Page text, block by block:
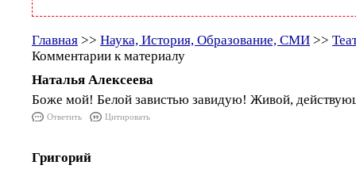
Главная >> Наука, История, Образование, СМИ >>
Комментарии к материалу
Наталья Алексеева
Боже мой! Белой завистью завидую! Живой,
Ответить Цитировать
Григорий